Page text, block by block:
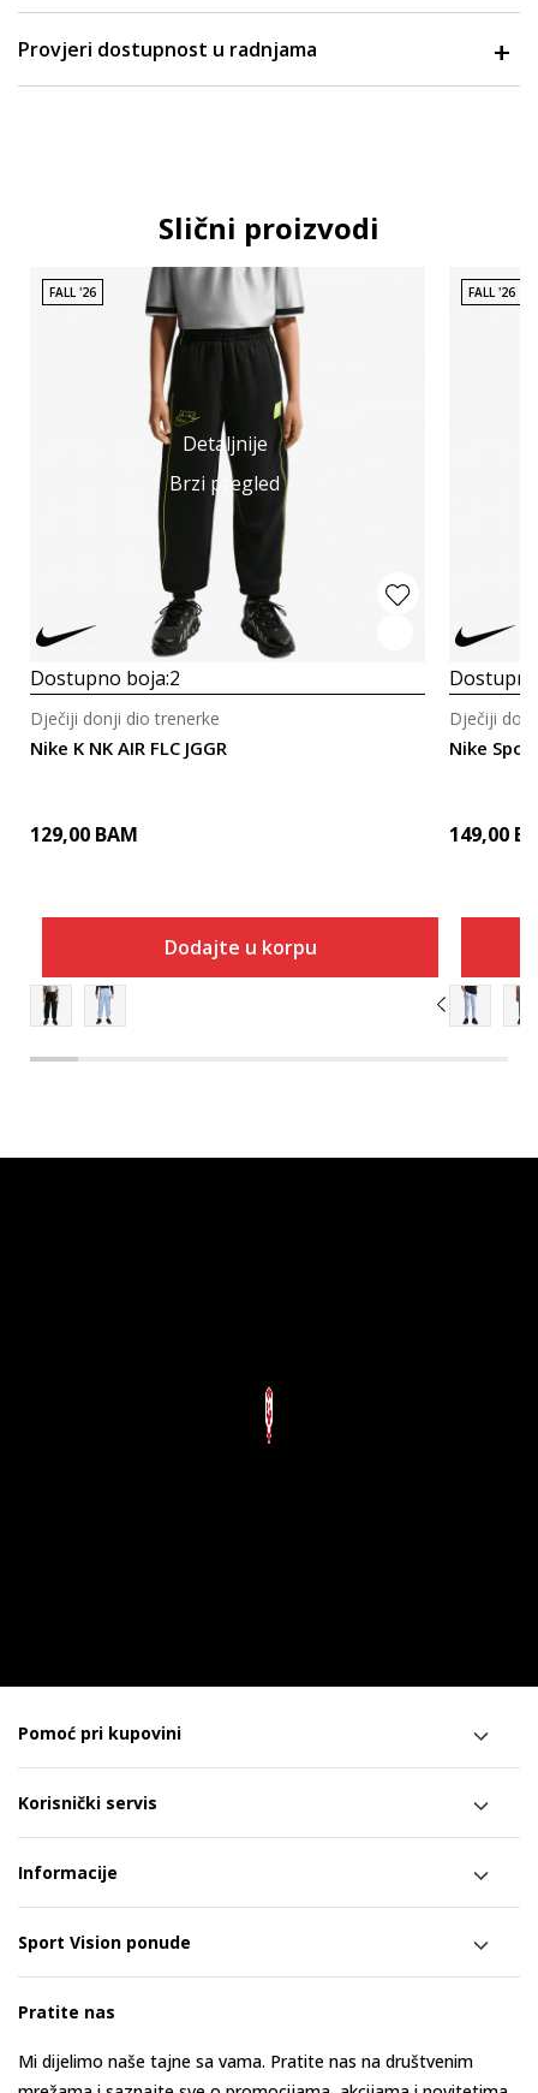
Provjeri dostupnost u radnjama
Slični proizvodi
Detaljnije
Brzi pregled
FALL '26
Dostupno boja:2
Nike K NK AIR FLC JGGR
Dječiji donji dio trenerke
129,00 BAM
Dodajte u korpu
FALL '26
Nike
Dječiji
149,00
Pomoć pri kupovini
Korisnički servis
Informacije
Sport Vision ponude
Pratite nas
Mi dijelimo naše tajne sa vama. Pratite nas na društvenim